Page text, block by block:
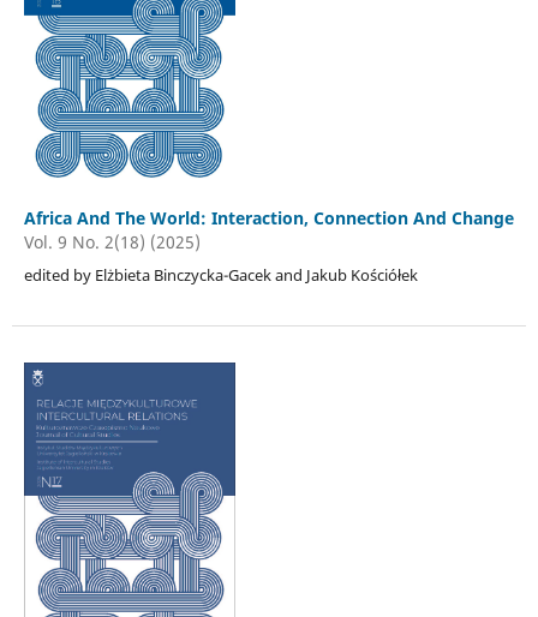
Africa And The World: Interaction, Connection And Change
Vol. 9 No. 2(18) (2025)
edited by Elżbieta Binczycka-Gacek and Jakub Kościółek